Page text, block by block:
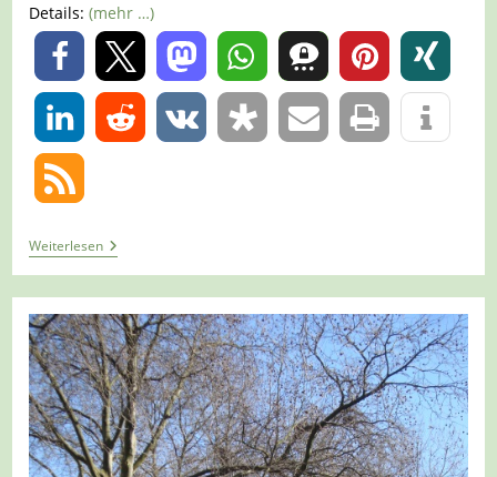
Details:(mehr …)
0
0
WeiterlesenTour
777
–
Bottrop
–
Die
Halde
Haniel